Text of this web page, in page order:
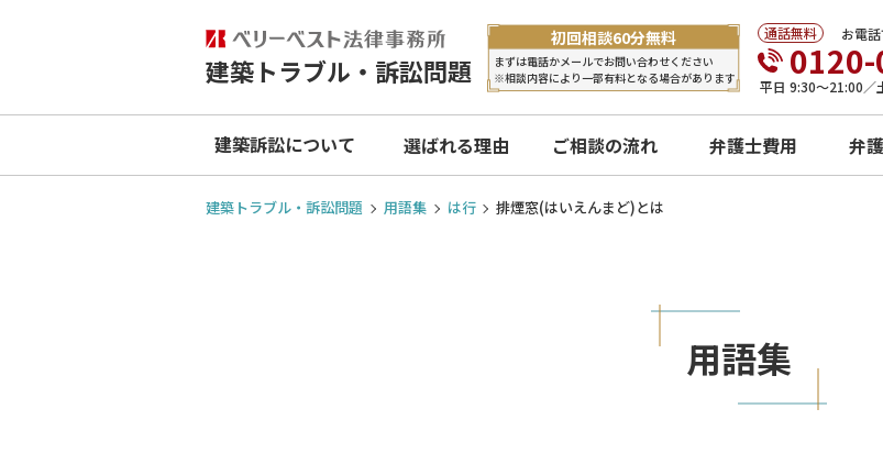
建築トラブル・訴訟問題
お電
平日 9:30〜21:00／
建築訴訟について 選ばれる理由 ご相談の流れ 弁護士費用 弁
建築トラブル・訴訟問題 用語集 は行 排煙窓(はいえんまど)とは
用語集